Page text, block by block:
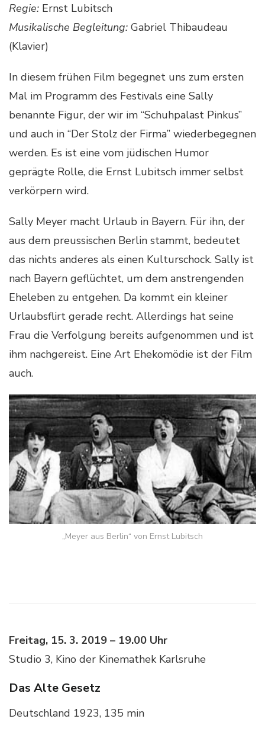
Regie: Ernst Lubitsch
Musikalische Begleitung: Gabriel Thibaudeau
(Klavier)
In diesem frühen Film begegnet uns zum ersten
Mal im Programm des Festivals eine Sally
benannte Figur, der wir im “Schuhpalast Pinkus”
und auch in “Der Stolz der Firma” wiederbegegnen
werden. Es ist eine vom jüdischen Humor
geprägte Rolle, die Ernst Lubitsch immer selbst
verkörpern wird.
Sally Meyer macht Urlaub in Bayern. Für ihn, der
aus dem preussischen Berlin stammt, bedeutet
das nichts anderes als einen Kulturschock. Sally ist
nach Bayern geflüchtet, um dem anstrengenden
Eheleben zu entgehen. Da kommt ein kleiner
Urlaubsflirt gerade recht. Allerdings hat seine
Frau die Verfolgung bereits aufgenommen und ist
ihm nachgereist. Eine Art Ehekomödie ist der Film
auch.
„Meyer aus Berlin“ von Ernst Lubitsch
Freitag, 15. 3. 2019 – 19.00 Uhr
Studio 3, Kino der Kinemathek Karlsruhe
Das Alte Gesetz
Deutschland 1923, 135 min